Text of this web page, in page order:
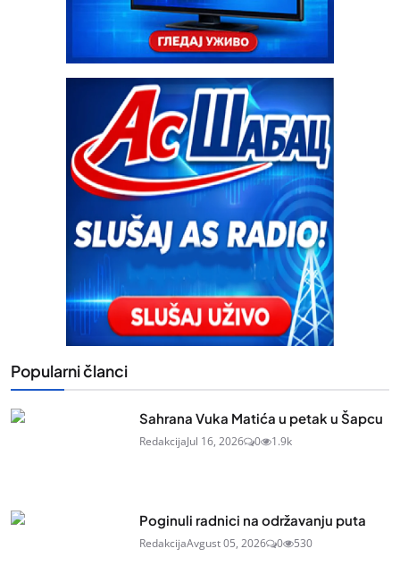
Popularni članci
Sahrana Vuka Matića u petak u Šapcu
RedakcijaJul 16, 2026 0 1.9k
Poginuli radnici na održavanju puta
RedakcijaAvgust 05, 2026 0 530